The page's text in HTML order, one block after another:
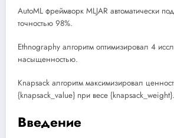
AutoML фреймворк MLJAR автоматически
точностью 98%.
Ethnography алгоритм оптимизировал 4
насыщенностью.
Knapsack алгоритм максимизировал
{knapsack_value} при весе {knapsack_weight}.
Введение